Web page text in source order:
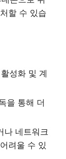
할 수 있습
성화 및 계
을 통해 더
나 네트워크
려울 수 있